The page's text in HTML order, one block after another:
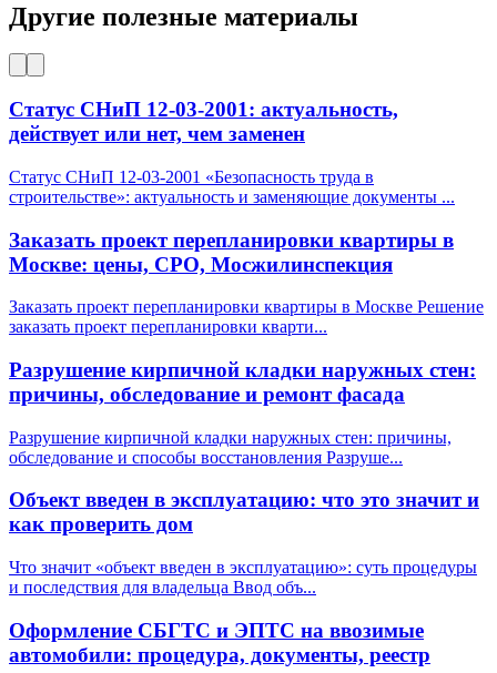
Другие полезные материалы
Статус СНиП 12-03-2001: актуальность,
действует или нет, чем заменен
Статус СНиП 12-03-2001 «Безопасность труда в
строительстве»: актуальность и заменяющие документы ...
Заказать проект перепланировки квартиры в
Москве: цены, СРО, Мосжилинспекция
Заказать проект перепланировки квартиры в Москве Решение
заказать проект перепланировки кварти...
Разрушение кирпичной кладки наружных стен:
причины, обследование и ремонт фасада
Разрушение кирпичной кладки наружных стен: причины,
обследование и способы восстановления Разруше...
Объект введен в эксплуатацию: что это значит и
как проверить дом
Что значит «объект введен в эксплуатацию»: суть процедуры
и последствия для владельца Ввод объ...
Оформление СБГТС и ЭПТС на ввозимые
автомобили: процедура, документы, реестр